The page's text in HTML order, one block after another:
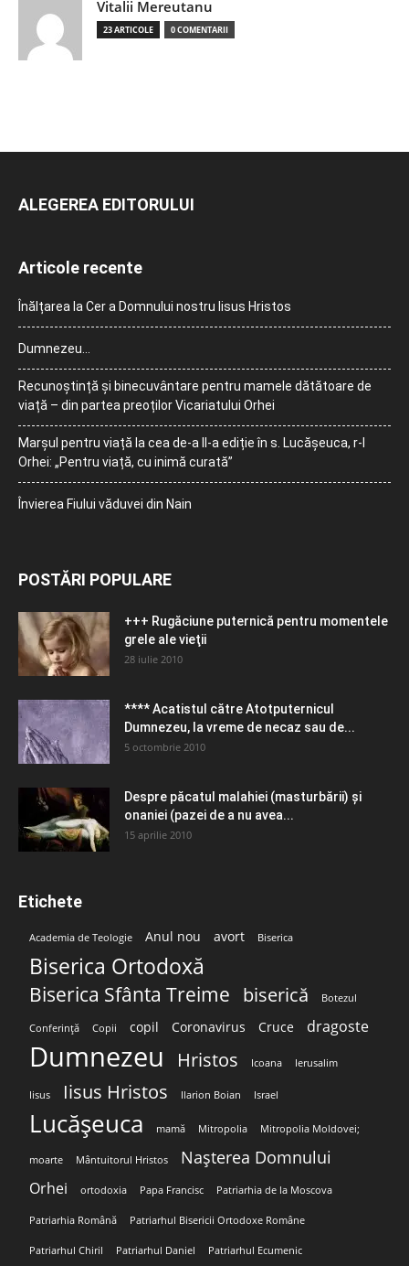
Vitalii Mereutanu
23 ARTICOLE 0 COMENTARII
ALEGEREA EDITORULUI
Articole recente
Înălțarea la Cer a Domnului nostru Iisus Hristos
Dumnezeu…
Recunoștință și binecuvântare pentru mamele dătătoare de
viață – din partea preoților Vicariatului Orhei
Marșul pentru viață la cea de-a II-a ediție în s. Lucășeuca, r-l
Orhei: „Pentru viață, cu inimă curată”
Învierea Fiului văduvei din Nain
POSTĂRI POPULARE
+++ Rugăciune puternică pentru momentele
grele ale vieţii
28 iulie 2010
**** Acatistul către Atotputernicul
Dumnezeu, la vreme de necaz sau de...
5 octombrie 2010
Despre păcatul malahiei (masturbării) şi
onaniei (pazei de a nu avea...
15 aprilie 2010
Etichete
Academia de Teologie Anul nou avort Biserica
Biserica Ortodoxă
Biserica Sfânta Treime biserică Botezul
Conferință Copii copil Coronavirus Cruce dragoste
Dumnezeu Hristos Icoana Ierusalim
Iisus Iisus Hristos Ilarion Boian Israel
Lucășeuca mamă Mitropolia Mitropolia Moldovei;
moarte Mântuitorul Hristos Nașterea Domnului
Orhei ortodoxia Papa Francisc Patriarhia de la Moscova
Patriarhia Română Patriarhul Bisericii Ortodoxe Române
Patriarhul Chiril Patriarhul Daniel Patriarhul Ecumenic